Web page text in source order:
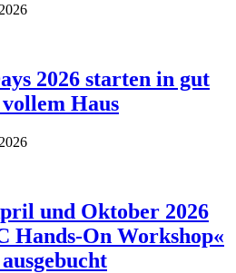
2026 starten in gut
Haus
und Oktober 2026
Hands-On Workshop«